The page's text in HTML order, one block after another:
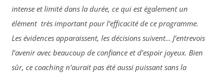
intense et limité dans la durée, ce qui est également un
élément très important pour l’efficacité de ce programme.
Les évidences apparaissent, les décisions suivent… J’entrevois
l’avenir avec beaucoup de confiance et d’espoir joyeux. Bien
sûr, ce coaching n’aurait pas été aussi puissant sans la